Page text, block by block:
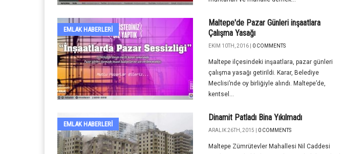
EMLAK HABERLERI
Maltepe'de Pazar Günleri inşaatlara
Çalışma Yasağı
EKIM 10TH, 2016 | 0 COMMENTS
Maltepe ilçesindeki inşaatlara, pazar günleri
çalışma yasağı getirildi. Karar, Belediye
Meclisi’nde oy birliğiyle alındı. Maltepe’de,
kentsel...
EMLAK HABERLERI
Dinamit Patladı Bina Yıkılmadı
ARALIK 26TH, 2015 | 0 COMMENTS
Maltepe Zümrütevler Mahallesi Nil Caddesi